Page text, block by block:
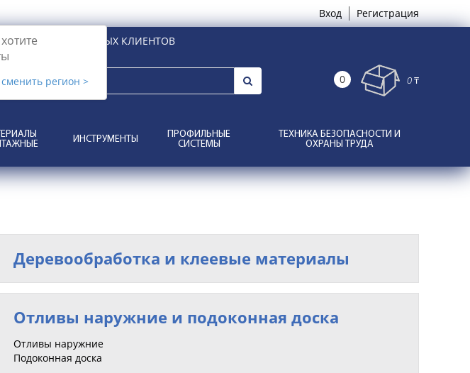
регион >
Вход Регистрация
И КОРПОРАТИВНЫХ КЛИЕНТОВ
0 0 ₸
ИНСТРУМЕНТЫ
ПРОФИЛЬНЫЕ
СИСТЕМЫ
ТЕХНИКА БЕЗОПАСНОСТИ И
ОХРАНЫ ТРУДА
Деревообработка и клеевые материалы
Отливы наружние и подоконная доска
Отливы наружние
Подоконная доска